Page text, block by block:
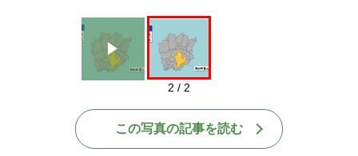
2 / 2
この写真の記事を読む